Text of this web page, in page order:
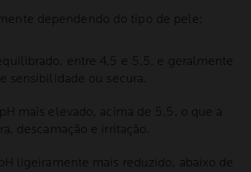
dependendo do tipo de pele:
entre 4,5 e 5,5, e geralmente
sensibilidade ou secura.
mais elevado, acima de 5,5, o que a
descamação e irritação.
ligeiramente mais reduzido, abaixo de